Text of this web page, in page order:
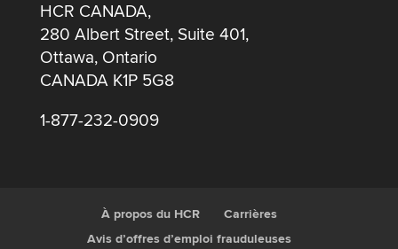
HCR CANADA,
280 Albert Street, Suite 401,
Ottawa, Ontario
CANADA K1P 5G8
1-877-232-0909
À propos du HCR
Carrières
Avis d’offres d’emploi frauduleuses